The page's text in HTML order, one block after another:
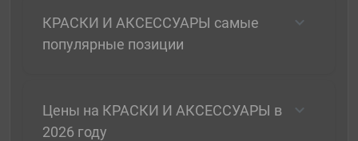
КРАСКИ И АКСЕССУАРЫ самые
популярные позиции
Цены на КРАСКИ И АКСЕССУАРЫ в
2026 году